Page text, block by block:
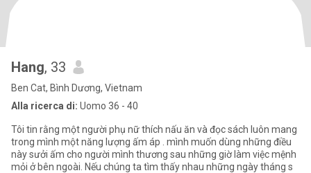
Hang, 33
Ben Cat, Bình Dương, Vietnam
Alla ricerca di: Uomo 36 - 40
Tôi tin rằng một người phụ nữ thích nấu ăn và đọc sách luôn mang
trong mình một năng lượng ấm áp . mình muốn dùng những điều
này sưởi ấm cho người mình thương sau những giờ làm việc mệnh
mỏi ở bên ngoài. Nếu chúng ta tìm thấy nhau những ngày tháng s